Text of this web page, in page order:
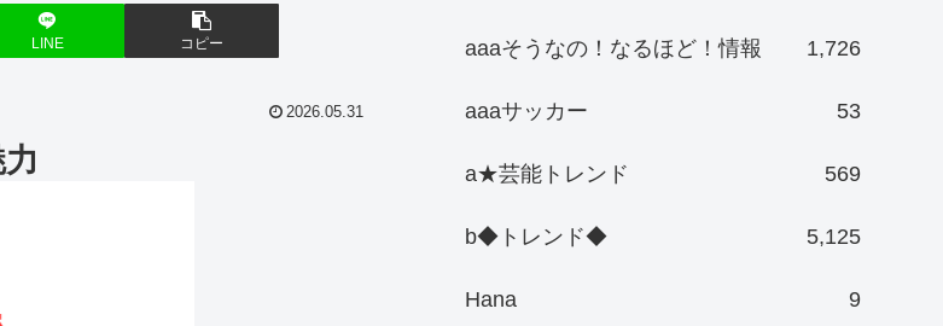
LINE コピー
2026.05.31
aaaそうなの！なるほど！情報 1,726
aaaサッカー 53
a★芸能トレンド 569
b◆トレンド◆ 5,125
Hana 9